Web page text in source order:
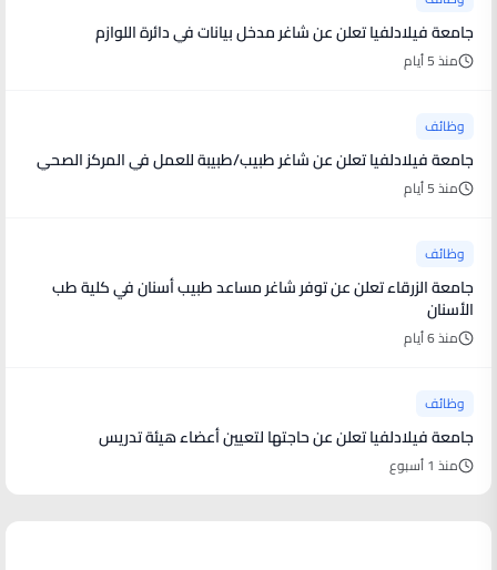
جامعة فيلادلفيا تعلن عن شاغر مدخل بيانات في دائرة اللوازم
منذ 5 أيام
وظائف
جامعة فيلادلفيا تعلن عن شاغر طبيب/طبيبة للعمل في المركز الصحي
منذ 5 أيام
وظائف
جامعة الزرقاء تعلن عن توفر شاغر مساعد طبيب أسنان في كلية طب
الأسنان
منذ 6 أيام
وظائف
جامعة فيلادلفيا تعلن عن حاجتها لتعيين أعضاء هيئة تدريس
منذ 1 أسبوع